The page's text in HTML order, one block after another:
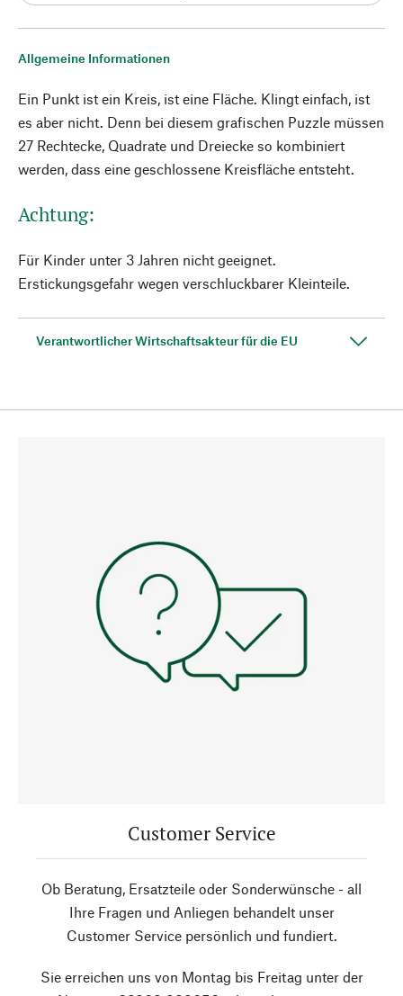
Allgemeine Informationen
Ein Punkt ist ein Kreis, ist eine Fläche. Klingt einfach, ist
es aber nicht. Denn bei diesem grafischen Puzzle müssen
27 Rechtecke, Quadrate und Dreiecke so kombiniert
werden, dass eine geschlossene Kreisfläche entsteht.
Achtung:
Für Kinder unter 3 Jahren nicht geeignet.
Erstickungsgefahr wegen verschluckbarer Kleinteile.
Verantwortlicher Wirtschaftsakteur für die EU
Customer Service
Ob Beratung, Ersatzteile oder Sonderwünsche - all
Ihre Fragen und Anliegen behandelt unser
Customer Service persönlich und fundiert.
Sie erreichen uns von Montag bis Freitag unter der